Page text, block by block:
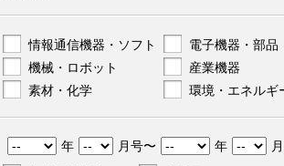
情報通信機器・ソフト
電子機器・部品
機械・ロボット
産業機器
素材・化学
環境・エネルギ
年 月号〜 年